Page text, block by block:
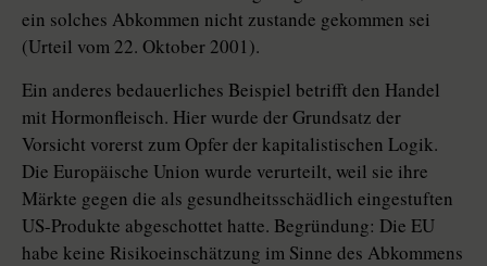
ein solches Abkommen nicht zustande gekommen sei
(Urteil vom 22. Oktober 2001).
Ein anderes bedauerliches Beispiel betrifft den Handel
mit Hormonfleisch. Hier wurde der Grundsatz der
Vorsicht vorerst zum Opfer der kapitalistischen Logik.
Die Europäische Union wurde verurteilt, weil sie ihre
Märkte gegen die als gesundheitsschädlich eingestuften
US-Produkte abgeschottet hatte. Begründung: Die EU
habe keine Risikoeinschätzung im Sinne des Abkommens